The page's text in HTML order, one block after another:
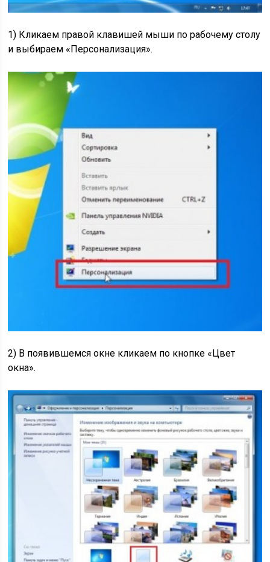
1) Кликаем правой клавишей мыши по рабочему столу
и выбираем «Персонализация».
2) В появившемся окне кликаем по кнопке «Цвет
окна».